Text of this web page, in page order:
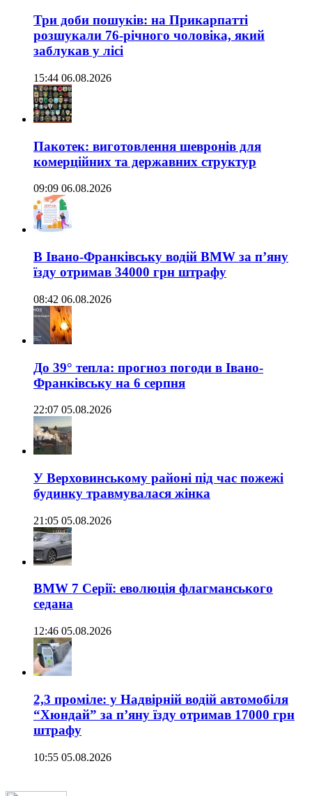
Три доби пошуків: на Прикарпатті
розшукали 76-річного чоловіка, який
заблукав у лісі
15:44 06.08.2026
Пакотек: виготовлення шевронів для
комерційних та державних структур
09:09 06.08.2026
В Івано-Франківську водій BMW за п’яну
їзду отримав 34000 грн штрафу
08:42 06.08.2026
До 39° тепла: прогноз погоди в Івано-
Франківську на 6 серпня
22:07 05.08.2026
У Верховинському районі під час пожежі
будинку травмувалася жінка
21:05 05.08.2026
BMW 7 Серії: еволюція флагманського
седана
12:46 05.08.2026
2,3 проміле: у Надвірній водій автомобіля
“Хюндай” за п’яну їзду отримав 17000 грн
штрафу
10:55 05.08.2026